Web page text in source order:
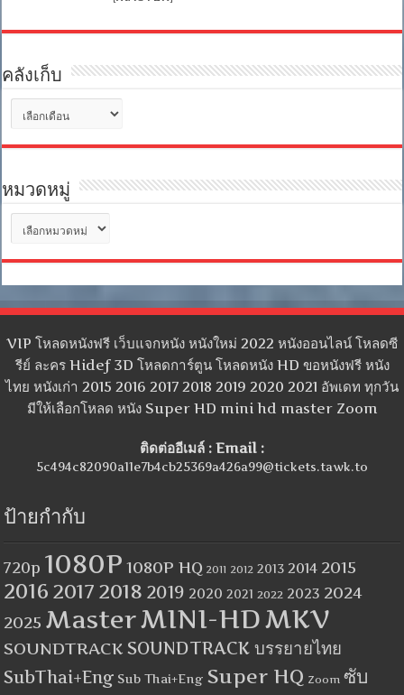
คลังเก็บ
เก็บ
หมวดหมู่
หมู่
VIP โหลดหนังฟรี เว็บแจกหนัง หนังใหม่ 2022 หนังออนไลน์ โหลดซี
รีย์ ละคร Hidef 3D โหลดการ์ตูน โหลดหนัง HD ขอหนังฟรี หนัง
ไทย หนังเก่า 2015 2016 2017 2018 2019 2020 2021 อัพเดท ทุกวัน
มีให้เลือกโหลด หนัง Super HD mini hd master Zoom
ติดต่ออีเมล์ : Email :
5c494c82090a11e7b4cb25369a426a99@tickets.tawk.to
ป้ายกำกับ
720p 1080P 1080P HQ 2011 2012 2013 2014 2015
2016 2017 2018 2019 2020 2021 2022 2023 2024
2025 MasterMINI-HDMKV
SOUNDTRACK SOUNDTRACK บรรยายไทย
SubThai+Eng Sub Thai+Eng Super HQ Zoom ซับ